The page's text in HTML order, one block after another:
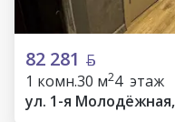
82 281
1 комн.30 м24 этаж
ул. 1-я